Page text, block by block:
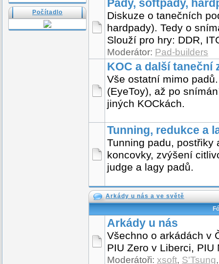
Počítadlo
Pady, softpady,
Diskuze o tanečních
hardpady). Tedy o
Slouží pro hry: DDR,
Moderátor: Pad-builders
KOC a další taneční
Vše ostatní mimo
(EyeToy), až po
jiných KOCkách.
Tunning, redukce a
Tunning padu, postřiky
koncovky, zvýšení
judge a lagy padů.
Arkády u nás a ve světě
Arkády u nás
Všechno o arkádách v
PIU Zero v Liberci, PIU
Moderátoři: xsoft, S'Tsung